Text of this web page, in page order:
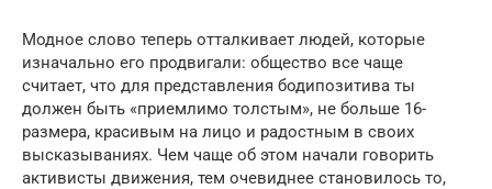
Модное слово теперь отталкивает людей, которые
изначально его продвигали: общество все чаще
считает, что для представления бодипозитива ты
должен быть «приемлимо толстым», не больше 16-
размера, красивым на лицо и радостным в своих
высказываниях. Чем чаще об этом начали говорить
активисты движения, тем очевиднее становилось то,